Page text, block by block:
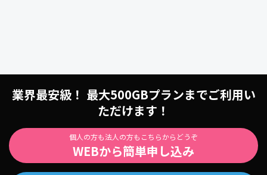
業界最安級！ 最大500GBプランまでご利用い
ただけます！
個人の方も法人の方もこちらからどうぞ
WEBから簡単申し込み